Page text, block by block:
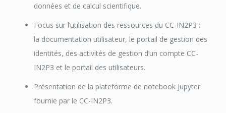
données et de calcul scientifique.
Focus sur l’utilisation des ressources du CC-IN2P3 :
la documentation utilisateur, le portail de gestion des
identités, des activités de gestion d’un compte CC-
IN2P3 et le portail des utilisateurs.
Présentation de la plateforme de notebook Jupyter
fournie par le CC-IN2P3.